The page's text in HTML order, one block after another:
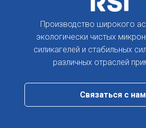
Производство широкого
экологически чистых
силикагелей и стабильных
различных отраслей
Cвязаться с